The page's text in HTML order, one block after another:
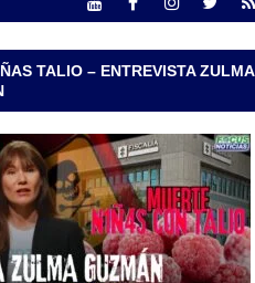
TALIO – ENTREVISTA ZULMA